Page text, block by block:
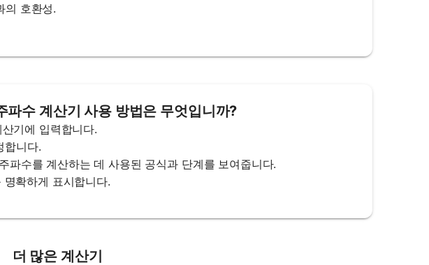
의 호환성.
수 계산기 사용 방법은 무엇입니까?
기에 입력합니다.
합니다.
파수를 계산하는 데 사용된 공식과 단계를 보여줍니다.
확하게 표시합니다.
더 많은 계산기